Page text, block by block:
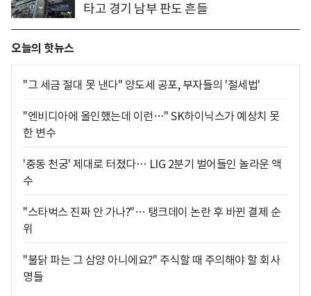
타고 경기 남부 판도 흔들
오늘의 핫뉴스
"그 세금 절대 못 낸다" 양도세 공포, 부자들의 '절세법'
"엔비디아에 올인했는데 이런…" SK하이닉스가 예상치 못
한 변수
'중동 천궁' 제대로 터졌다… LIG 2분기 벌어들인 놀라운 액
수
"스타벅스 진짜 안 가나?"… 탱크데이 논란 후 바뀐 결제 순
위
"불닭 파는 그 삼양 아니에요?" 주식할 때 주의해야 할 회사
명들